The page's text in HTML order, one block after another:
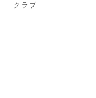
クラブ